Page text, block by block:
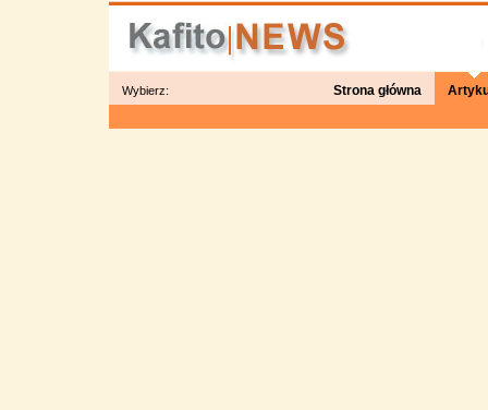
Wybierz: Strona główna